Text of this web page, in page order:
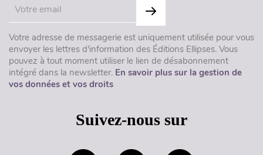
Votre adresse de messagerie est uniquement utilisée pour vous
envoyer les lettres d'information des Éditions Ellipses. Vous
pouvez à tout moment utiliser le lien de désabonnement
intégré dans la newsletter. En savoir plus sur la gestion de
vos données et vos droits
Suivez-nous sur